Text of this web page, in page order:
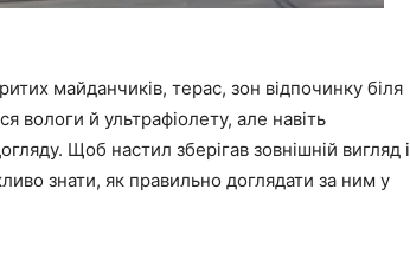
майданчиків, терас, зон відпочинку біля
вологи й ультрафіолету, але навіть
Щоб настил зберігав зовнішній вигляд і
знати, як правильно доглядати за ним у